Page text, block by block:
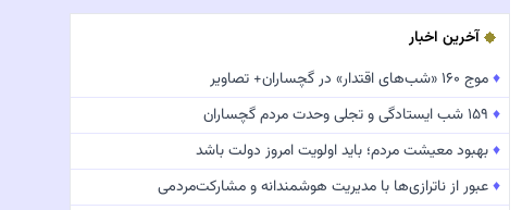
آخرین اخبار
♦موج ۱۶۰ «شب‌های اقتدار» در گچساران+ تصاویر
♦ ۱۵۹ شب ایستادگی و تجلی وحدت مردم گچساران
♦بهبود معیشت مردم؛ باید اولویت امروز دولت باشد
♦عبور از ناترازی‌ها با مدیریت هوشمندانه و مشارکت‌مردمی